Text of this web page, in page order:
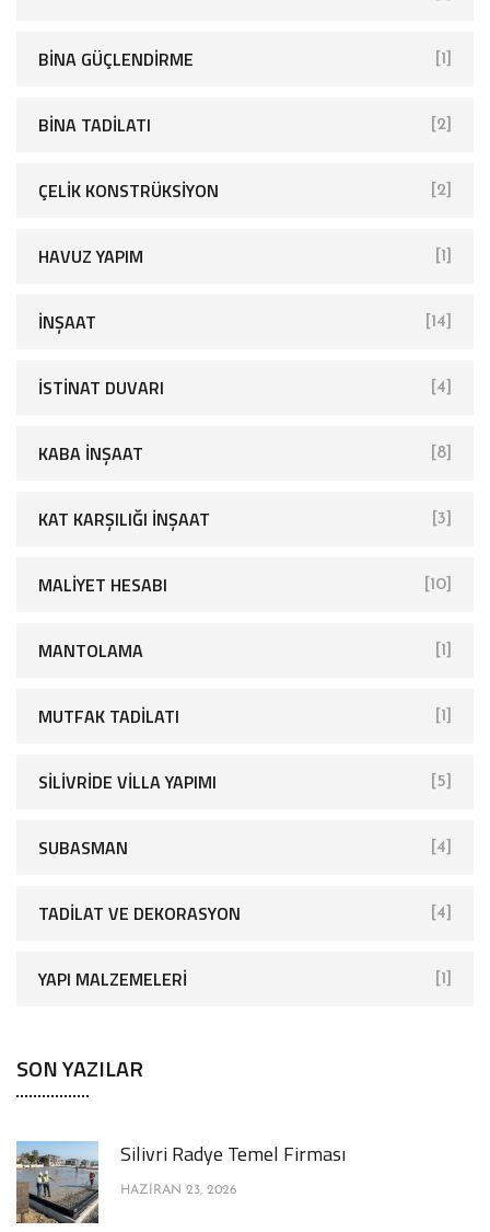
BINA GÜÇLENDIRME [1]
BINA TADILATI [2]
ÇELIK KONSTRÜKSIYON [2]
HAVUZ YAPIM [1]
İNŞAAT [14]
İSTINAT DUVARI [4]
KABA İNŞAAT [8]
KAT KARŞILIĞI İNŞAAT [3]
MALIYET HESABI [10]
MANTOLAMA [1]
MUTFAK TADILATI [1]
SİLİVRİDE VİLLA YAPIMI [5]
SUBASMAN [4]
TADILAT VE DEKORASYON [4]
YAPI MALZEMELERI [1]
SON YAZILAR
Silivri Radye Temel Firması
HAZIRAN 23, 2026